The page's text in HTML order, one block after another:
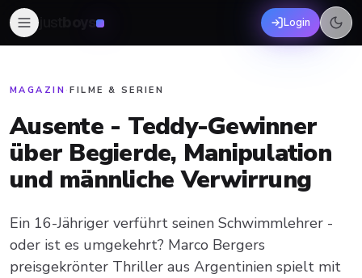
boys Login
MAGAZIN ·FILME & SERIEN
Ausente - Teddy-Gewinner
über Begierde, Manipulation
und männliche Verwirrung
Ein 16-Jähriger verführt seinen Schwimmlehrer -
oder ist es umgekehrt? Marco Bergers
preisgekrönter Thriller aus Argentinien spielt mit